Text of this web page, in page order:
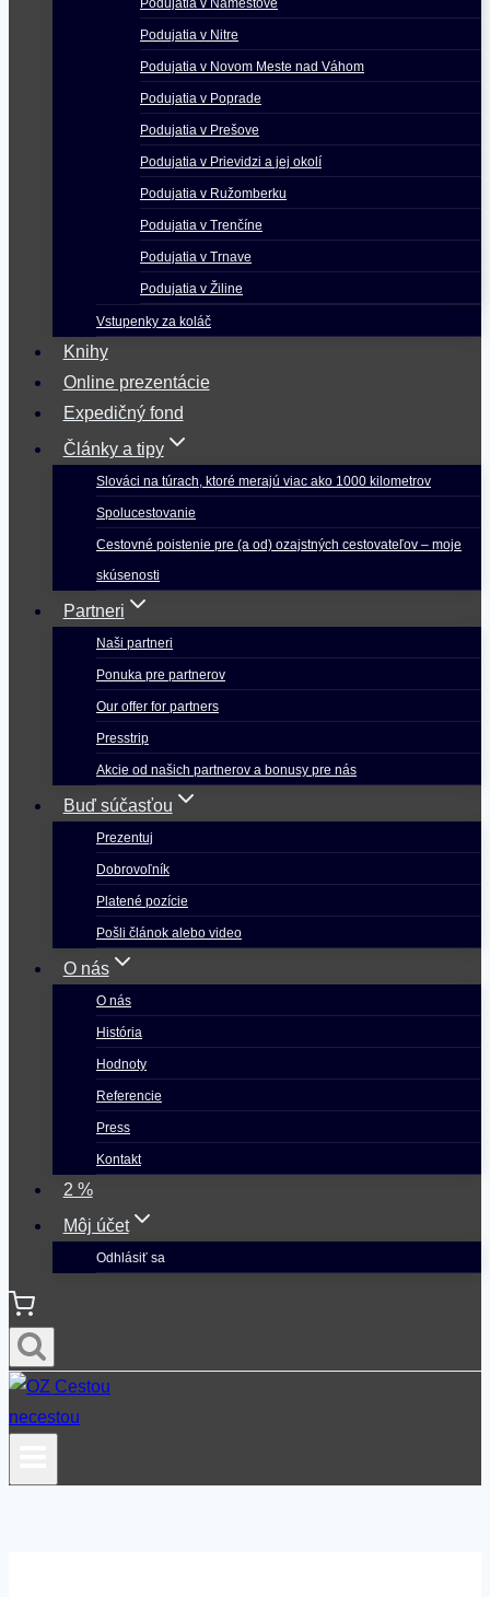
Podujatia v Námestove
Podujatia v Nitre
Podujatia v Novom Meste nad Váhom
Podujatia v Poprade
Podujatia v Prešove
Podujatia v Prievidzi a jej okolí
Podujatia v Ružomberku
Podujatia v Trenčíne
Podujatia v Trnave
Podujatia v Žiline
Vstupenky za koláč
Knihy
Online prezentácie
Expedičný fond
Články a tipy
Slováci na túrach, ktoré merajú viac ako 1000 kilometrov
Spolucestovanie
Cestovné poistenie pre (a od) ozajstných cestovateľov – moje
skúsenosti
Partneri
Naši partneri
Ponuka pre partnerov
Our offer for partners
Presstrip
Akcie od našich partnerov a bonusy pre nás
Buď súčasťou
Prezentuj
Dobrovoľník
Platené pozície
Pošli článok alebo video
O nás
O nás
História
Hodnoty
Referencie
Press
Kontakt
2 %
Môj účet
Odhlásiť sa